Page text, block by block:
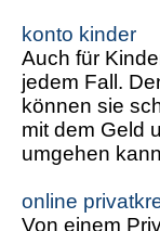
konto kinder
Auch für
jedem Fall.
können sie
mit dem Geld
umgehen
online
Von einem